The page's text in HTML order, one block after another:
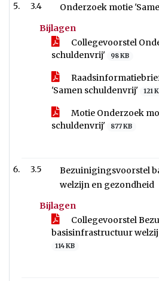
3.4
Onderzoek motie
Bijlagen
Collegevoorstel
schuldenvrij'
98 KB
'Samen schuldenvrij'
121
Motie Onderzoek
schuldenvrij'
877 KB
3.5
Bezuinigingsvoorstel
welzijn en gezondheid
Bijlagen
Collegevoorstel
basisinfrastructuur
114 KB